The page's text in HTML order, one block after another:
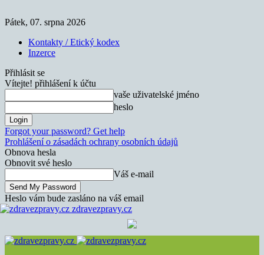
Pátek, 07. srpna 2026
Kontakty / Etický kodex
Inzerce
Přihlásit se
Vítejte! přihlášení k účtu
vaše uživatelské jméno
heslo
Forgot your password? Get help
Prohlášení o zásadách ochrany osobních údajů
Obnova hesla
Obnovit své heslo
Váš e-mail
Heslo vám bude zasláno na váš email
zdravezpravy.cz